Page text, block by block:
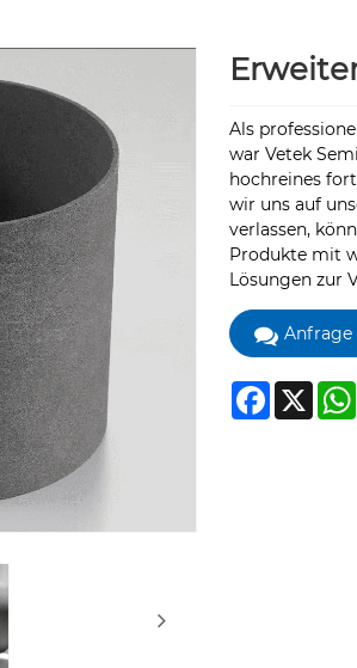
Als
war Vetek
hochreines
wir uns auf
verlassen,
Produkte mit
Lösungen zur
Anfrage
Facebook
X